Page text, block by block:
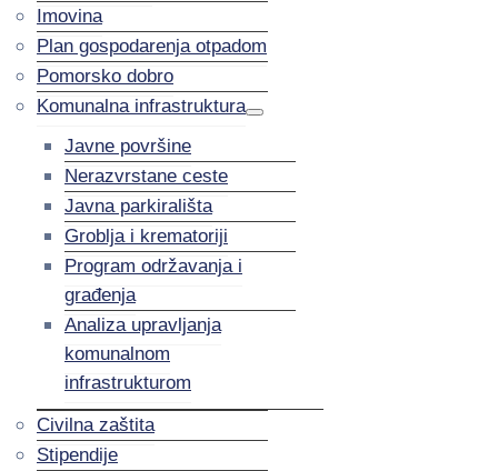
Imovina
Plan gospodarenja otpadom
Pomorsko dobro
Komunalna infrastruktura
Javne površine
Nerazvrstane ceste
Javna parkirališta
Groblja i krematoriji
Program održavanja i
građenja
Analiza upravljanja
komunalnom
infrastrukturom
Civilna zaštita
Stipendije